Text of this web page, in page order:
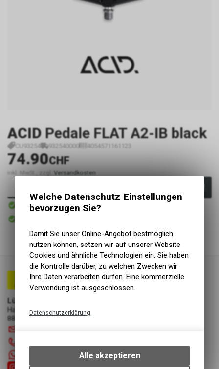
ACID Pedale FLAT A2-IB black
CU93254 932540000 4054571161123
74.90CHF
inkl. MwSt., zzgl. Versandkosten
Sofort verfügbar
Versand
Lüscher Motor- & Bike World
Hauptstrasse 29a
8867 Niederurnen
Welche Datenschutz-Einstellungen
bevorzugen Sie?
Damit Sie unser Online-Angebot bestmöglich
nutzen können, setzen wir auf unserer Website
Cookies und ähnliche Technologien ein. Sie haben
die Kontrolle darüber, zu welchen Zwecken wir
Ihre Daten verarbeiten dürfen. Eine kommerzielle
Verwendung ist ausgeschlossen.
Datenschutzerklärung
bestimmte Interaktionen und
Einstellungen auf Ihrem Gerät,
Alle akzeptieren